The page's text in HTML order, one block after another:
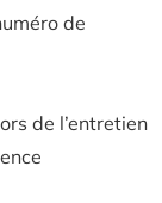
de
de l’entretien